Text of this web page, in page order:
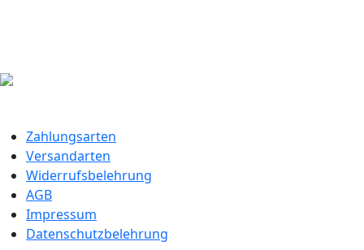
Zahlungsarten
Versandarten
Widerrufsbelehrung
AGB
Impressum
Datenschutzbelehrung